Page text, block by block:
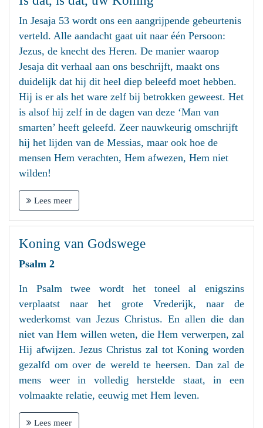
In Jesaja 53 wordt ons een aangrijpende gebeurtenis
verteld. Alle aandacht gaat uit naar één Persoon:
Jezus, de knecht des Heren. De manier waarop
Jesaja dit verhaal aan ons beschrijft, maakt ons
duidelijk dat hij dit heel diep beleefd moet hebben.
Hij is er als het ware zelf bij betrokken geweest. Het
is alsof hij zelf in de dagen van deze ‘Man van
smarten’ heeft geleefd. Zeer nauwkeurig omschrijft
hij het lijden van de Messias, maar ook hoe de
mensen Hem verachten, Hem afwezen, Hem niet
wilden!
Lees meer
Koning van Godswege
Psalm 2
In Psalm twee wordt het toneel al enigszins
verplaatst naar het grote Vrederijk, naar de
wederkomst van Jezus Christus. En allen die dan
niet van Hem willen weten, die Hem verwerpen, zal
Hij afwijzen. Jezus Christus zal tot Koning worden
gezalfd om over de wereld te heersen. Dan zal de
mens weer in volledig herstelde staat, in een
volmaakte relatie, eeuwig met Hem leven.
Lees meer